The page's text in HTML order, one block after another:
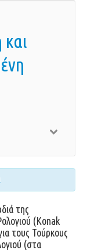
της
(Konak
τους Τούρκους
(στα